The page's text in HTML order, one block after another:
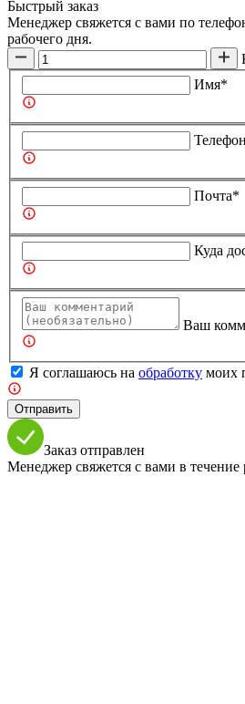
Быстрый заказ
Менеджер свяжется с вами по
рабочего дня.
Имя*
Почта*
Куда
Ваш
Я соглашаюсь на обработку моих
Отправить
Заказ отправлен
Менеджер свяжется с вами в течение